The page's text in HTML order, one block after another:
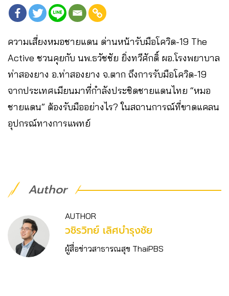
ความเสี่ยงหมอชายแดน ด่านหน้ารับมือโควิด-19 The​
Active​ ชวนคุยกับ​ นพ.ธวัชชัย ยิ่งทวีศักดิ์ ผอ.โรงพยาบาล
ท่าสองยาง อ.ท่าสองยาง จ.ตาก​ ถึงการรับมือโควิด-19
จากประเทศเมียนมาที่กำลังประชิดชายแดนไทย “หมอ
ชายแดน” ต้องรับมืออย่างไร? ในสถานการณ์ที่ขาดแคลน
อุปกรณ์ทางการแพทย์
Author
AUTHOR
วชิร​วิทย์​ เลิศบำรุงชัย
ผู้สื่อข่าวสาธารณสุข ThaiPBS